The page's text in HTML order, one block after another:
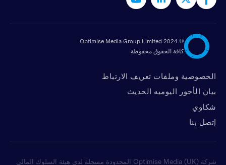
©
2024 Optimise Media Group Limited
كافة الحقوق محفوظة
الخصوصية وملفات تعريف الارتباط
بيان الأجور اليوميه الحديث
شكاوي
ﺇﺗﺼﻞ ﺑﻨﺎ
شركة Optimise Media (UK) المحدودة مسجلة لدى هيئة السلوك المالي